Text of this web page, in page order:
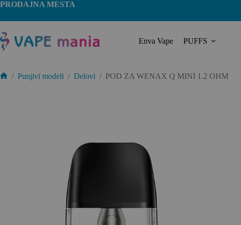
PRODAJNA MESTA
Enva Vape PUFFS
/ Punjivi modeli / Delovi / POD ZA WENAX Q MINI 1.2 OHM